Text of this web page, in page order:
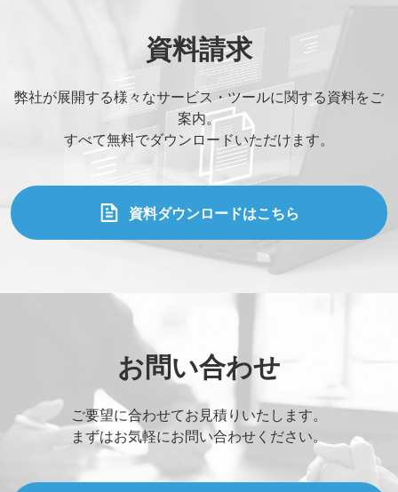
資料請求
弊社が展開する様々なサービス・ツールに関する資料をご
案内。
すべて無料でダウンロードいただけます。
資料ダウンロードはこちら
お問い合わせ
ご要望に合わせてお見積りいたします。
まずはお気軽にお問い合わせください。